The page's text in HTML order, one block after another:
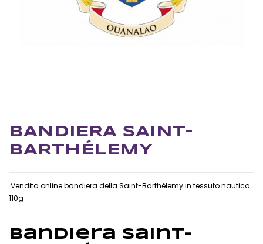
BANDIERA SAINT-
BARTHÉLEMY
Vendita online bandiera della Saint-Barthélemy in tessuto nautico
110g
Bandiera Saint-